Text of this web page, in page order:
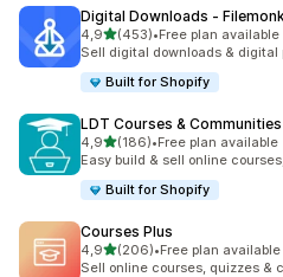
Digital Downloads ‑
4,9z 5 hvězd
(453)
Celkový počet recenzí: 453
•Free plan available
Sell digital downloads &
Built for Shopify
LDT Courses & Communities
4,9z 5 hvězd
(186)
Celkový počet recenzí: 186
•Free plan available
Easy build & sell online
Built for Shopify
Courses Plus
4,9z 5 hvězd
(206)
Celkový počet recenzí: 206
•Free plan available
Sell online courses, quizzes &